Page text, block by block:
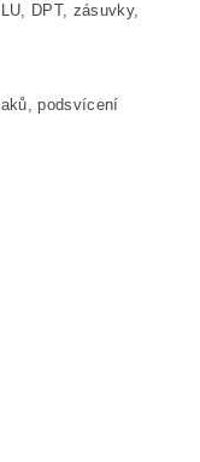
DPT, zásuvky,
podsvícení